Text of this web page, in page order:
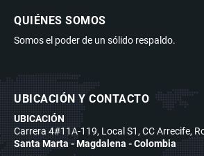
QUIÉNES SOMOS
Somos el poder de un sólido respaldo.
UBICACIÓN Y CONTACTO
UBICACIÓN
Carrera 4#11A-119, Local S1, CC Arrecife,
Santa Marta - Magdalena - Colombia